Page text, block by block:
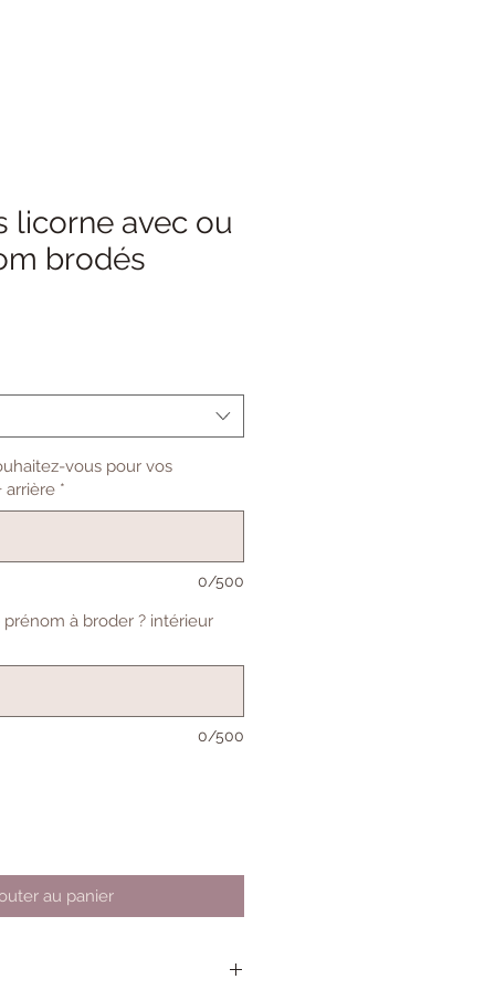
licorne avec ou
brodés
vous pour vos
arrière *
0/500
à broder ? intérieur
0/500
au panier